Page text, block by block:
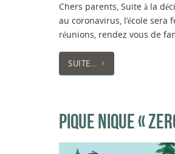
Chers parents, Suite à la
au coronavirus, l’école
réunions, rendez vous de
SUITE…
PIQUE NIQUE «